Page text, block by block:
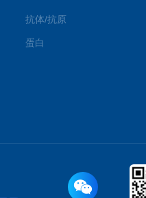
抗体/抗原
蛋白